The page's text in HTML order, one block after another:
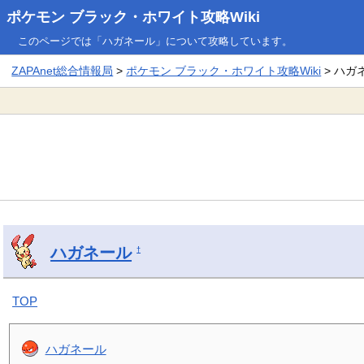
ポケモン ブラック・ホワイト攻略Wiki
このページでは「ハガネール」について攻略しています。
ZAPAnet総合情報局 >ポケモン ブラック・ホワイト攻略Wiki > ハガ
ハガネール †
TOP
ハガネール